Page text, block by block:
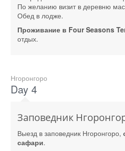
По желанию визит в деревню
Обед в лодже.
Проживание в Four Seasons
отдых.
Нгоронгоро
Day 4
Заповедник
Выезд в заповедник Нгоронгоро,
сафари.